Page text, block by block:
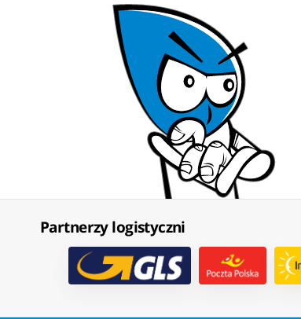
Partnerzy logistyczni